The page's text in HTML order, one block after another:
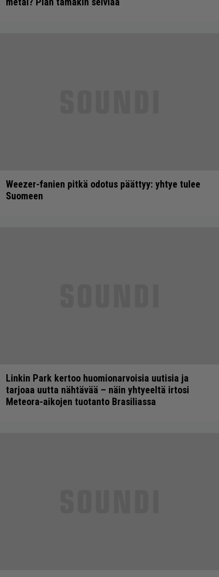
Weezer-fanien pitkä odotus päättyy: yhtye tulee
Suomeen
Linkin Park kertoo huomionarvoisia uutisia ja
tarjoaa uutta nähtävää – näin yhtyeeltä irtosi
Meteora-aikojen tuotanto Brasiliassa